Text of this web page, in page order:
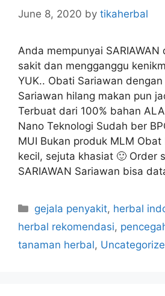
June 8, 2020 by tikaherbal
Anda mempunyai
sakit dan mengganggu
YUK.. Obati Sariawan dengan
Sariawan hilang makan pun
Terbuat dari 100% bahan
Nano Teknologi Sudah ber
MUI Bukan produk MLM Obat
kecil, sejuta khasiat 🙂 Order
SARIAWAN Sariawan bisa
C
a
e
gejala penyakit, herbal
herbal rekomendasi,
tanaman herbal,